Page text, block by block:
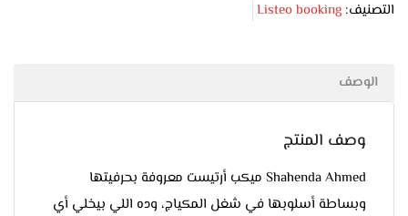
التصنيف: Listeo booking
الوصف
وصف المنتج
Shahenda Ahmed ميكب أرتيست معروفة بحرفيتها
وبساطة أسلوبها في شغل المكياج، وده اللي بيخلي أي